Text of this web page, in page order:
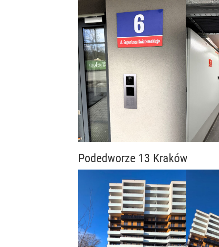
Podedworze 13 Kraków